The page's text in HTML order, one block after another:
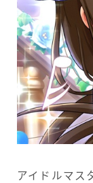
アイドルマス